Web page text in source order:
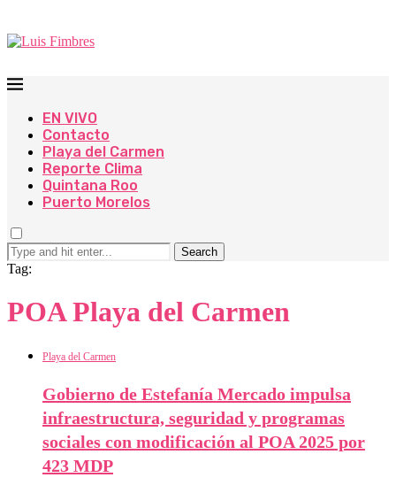
EN VIVO
Contacto
Playa del Carmen
Reporte Clima
Quintana Roo
Puerto Morelos
Search
Tag:
POA Playa del Carmen
Playa del Carmen
Gobierno de Estefanía Mercado impulsa
infraestructura, seguridad y programas
sociales con modificación al POA 2025 por
423 MDP